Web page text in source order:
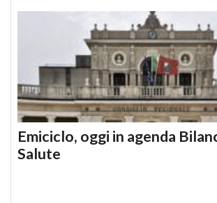
Emiciclo, oggi in agenda
Salute